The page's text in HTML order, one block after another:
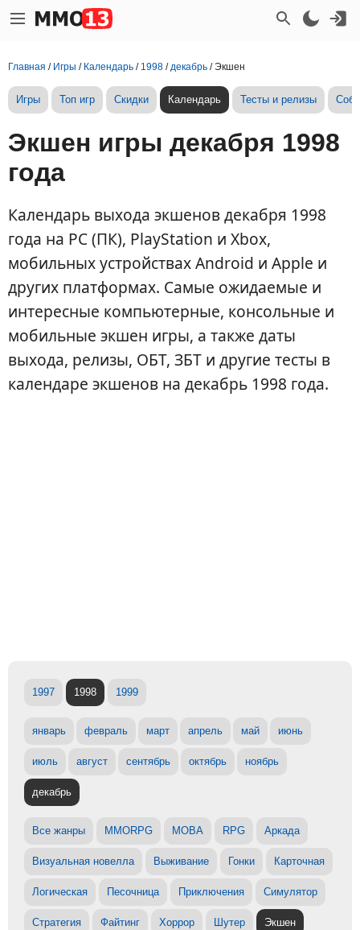
Главная / Игры / Календарь / 1998 /декабрь /Экшен
Игры Топ игр Скидки Календарь Тесты и релизы
Экшен игры декабря 1998
года
Календарь выхода экшенов декабря 1998
года на PC (ПК), PlayStation и Xbox,
мобильных устройствах Android и Apple и
других платформах. Самые ожидаемые и
интересные компьютерные, консольные и
мобильные экшен игры, а также даты
выхода, релизы, ОБТ, ЗБТ и другие тесты в
календаре экшенов на декабрь 1998 года.
1997 1998 1999
январь февраль март апрель май июнь
июль август сентябрь октябрь ноябрь
декабрь
Все жанры MMORPG MOBA RPG Аркада
Визуальная новелла Выживание Гонки Карточная
Логическая Песочница Приключения Симулятор
Стратегия Файтинг Хоррор Шутер Экшен